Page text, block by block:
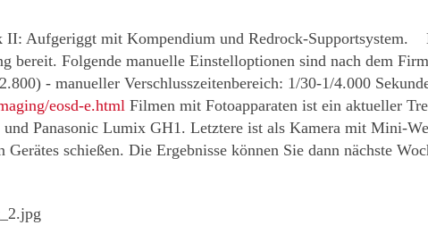
II: Aufgeriggt mit Kompendium und Redrock-Supportsystem.
bereit. Folgende manuelle Einstelloptionen sind nach dem
- manueller Verschlusszeitenbereich: 1/30-1/4.000
eosd-e.html Filmen mit Fotoapparaten ist ein aktueller
Panasonic Lumix GH1. Letztere ist als Kamera mit Mini-
Gerätes schießen. Die Ergebnisse können Sie dann nächste